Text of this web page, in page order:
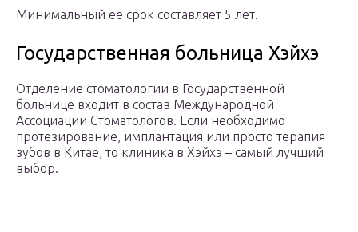
Минимальный ее срок составляет 5 лет.
Государственная больница Хэйхэ
Отделение стоматологии в Государственной
больнице входит в состав Международной
Ассоциации Стоматологов. Если необходимо
протезирование, имплантация или просто терапия
зубов в Китае, то клиника в Хэйхэ – самый лучший
выбор.